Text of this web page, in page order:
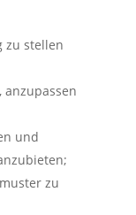
zu stellen
anzupassen
und
zu